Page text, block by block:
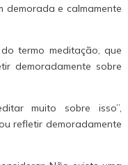
demorada e calmamente
termo meditação, que
demoradamente sobre
muito sobre isso”,
refletir demoradamente